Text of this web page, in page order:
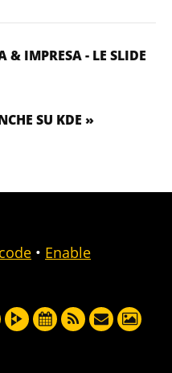
& IMPRESA - LE SLIDE
SU KDE »
• Enable